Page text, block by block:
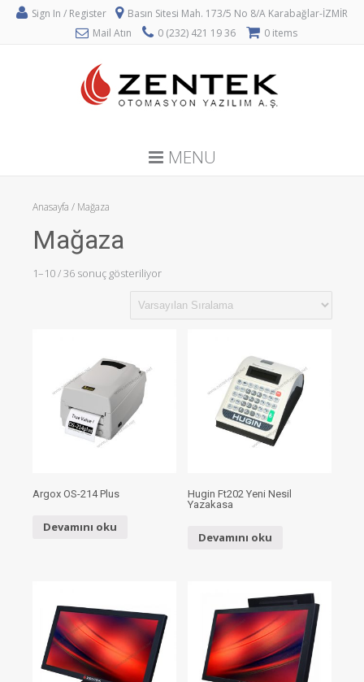
Sign In / Register
Basın Sitesi Mah. 173/5 No 8/A Karabağlar-İZMİR
Mail Atın
0 (232) 421 19 36 0 items
MENU
Anasayfa / Mağaza
Mağaza
1–10 / 36 sonuç gösteriliyor
Argox OS-214 Plus
Devamını oku
Hugin Ft202 Yeni Nesil
Yazakasa
Devamını oku